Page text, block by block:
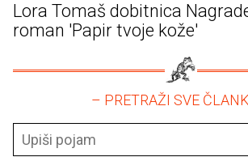
Lora Tomaš dobitnica
roman 'Papir tvoje kože'
– PRETRAŽI SVE